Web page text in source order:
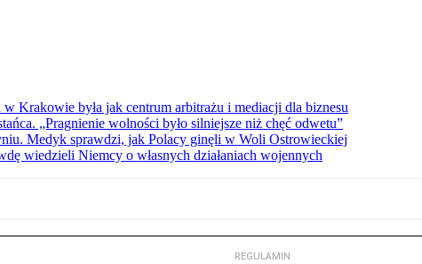
Krakowie była jak centrum arbitrażu i mediacji dla biznesu
„Pragnienie wolności było silniejsze niż chęć odwetu”
Medyk sprawdzi, jak Polacy ginęli w Woli Ostrowieckiej
wiedzieli Niemcy o własnych działaniach wojennych
REGULAMIN